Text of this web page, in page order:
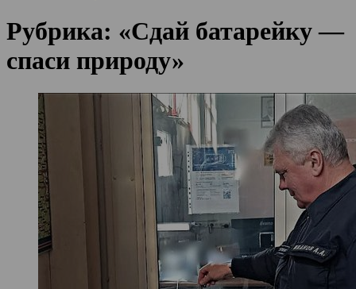
Рубрика: «Сдай батарейку —
спаси природу»